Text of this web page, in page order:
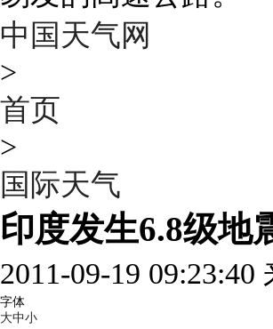
中国天气网
>
首页
>
国际天气
印度发生6.8级地
2011-09-19 09:23:40
字体
大中小